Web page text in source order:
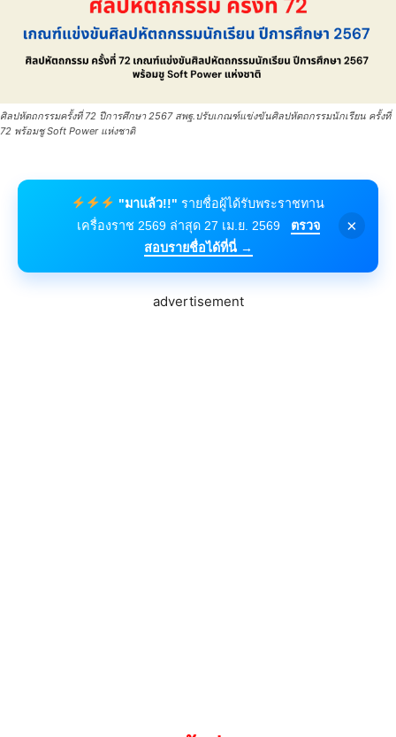
ศิลปหัตถกรรมครั้งที่ 72 ปีการศึกษา 2567 สพฐ.ปรับเกณฑ์แข่งขันศิลปหัตถกรรมนักเรียน ครั้งที่
72 พร้อมชู Soft Power แห่งชาติ
"มาแล้ว!!" รายชื่อผู้ได้รับพระราชทาน
เครื่องราช 2569 ล่าสุด 27 เม.ย. 2569
ตรวจ
สอบรายชื่อได้ที่นี่ →
×
advertisement